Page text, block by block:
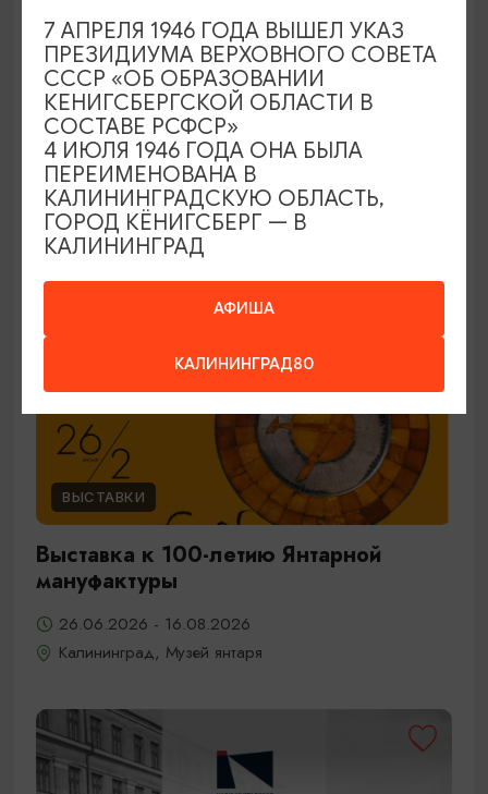
ЭКСКУРСИИ УЧРЕЖДЕНИЙ КУЛЬТУРЫ
Код города. История в символах
25.06.2026 - 30.09.2026, ПН-ПТ в 12:00
Калининград, Музей янтаря
ОТ 150₽ ПУШКИНСКАЯ КАРТА
ВЫСТАВКИ
Выставка к 100-летию Янтарной
мануфактуры
26.06.2026 - 16.08.2026
Калининград, Музей янтаря
АФИША
КАЛИНИНГРАД80
7 АПРЕЛЯ 1946 ГОДА ВЫШЕЛ УКАЗ
ПРЕЗИДИУМА ВЕРХОВНОГО СОВЕТА
СССР «ОБ ОБРАЗОВАНИИ
КЕНИГСБЕРГСКОЙ ОБЛАСТИ В
СОСТАВЕ РСФСР»
4 ИЮЛЯ 1946 ГОДА ОНА БЫЛА
ПЕРЕИМЕНОВАНА В
КАЛИНИНГРАДСКУЮ ОБЛАСТЬ,
ГОРОД КЁНИГСБЕРГ — В
КАЛИНИНГРАД